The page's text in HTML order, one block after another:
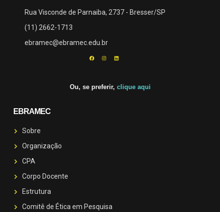
Rua Visconde de Parnaiba, 2737 - Bresser/SP
(11) 2662-1713
ebramec@ebramec.edu.br
Ou, se preferir, clique aqui
EBRAMEC
Sobre
Organização
CPA
Corpo Docente
Estrutura
Comitê de Ética em Pesquisa